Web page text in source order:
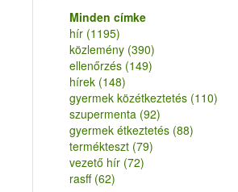
Minden címke
hír (1195)
közlemény (390)
ellenőrzés (149)
hírek (148)
gyermek közétkeztetés (110)
szupermenta (92)
gyermek étkeztetés (88)
termékteszt (79)
vezető hír (72)
rasff (62)